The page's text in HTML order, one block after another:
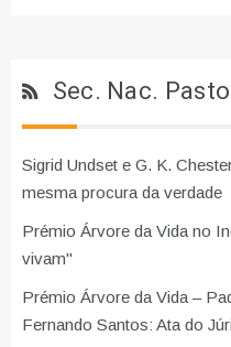
Sec. Nac.
Sigrid Undset e G. K.
mesma procura da verdade
Prémio Árvore da Vida no
vivam"
Prémio Árvore da Vida –
Fernando Santos: Ata do Júri